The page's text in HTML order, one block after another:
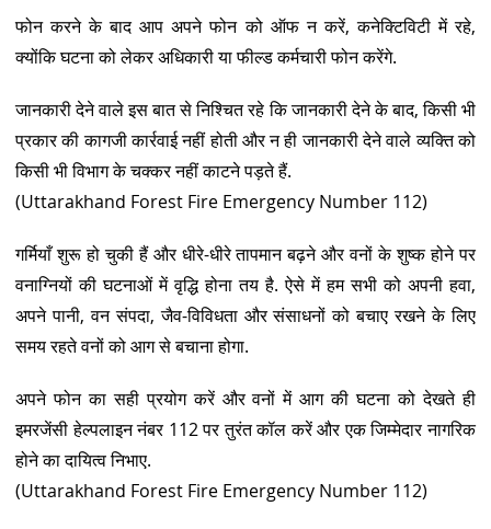
फोन करने के बाद आप अपने फोन को ऑफ न करें, कनेक्टिविटी में रहे,
क्योंकि घटना को लेकर अधिकारी या फील्ड कर्मचारी फोन करेंगे.
जानकारी देने वाले इस बात से निश्चित रहे कि जानकारी देने के बाद, किसी भी
प्रकार की कागजी कार्रवाई नहीं होती और न ही जानकारी देने वाले व्यक्ति को
किसी भी विभाग के चक्कर नहीं काटने पड़ते हैं.
(Uttarakhand Forest Fire Emergency Number 112)
गर्मियाँ शुरू हो चुकी हैं और धीरे-धीरे तापमान बढ़ने और वनों के शुष्क होने पर
वनाग्नियों की घटनाओं में वृद्धि होना तय है. ऐसे में हम सभी को अपनी हवा,
अपने पानी, वन संपदा, जैव-विविधता और संसाधनों को बचाए रखने के लिए
समय रहते वनों को आग से बचाना होगा.
अपने फोन का सही प्रयोग करें और वनों में आग की घटना को देखते ही
इमरजेंसी हेल्पलाइन नंबर 112 पर तुरंत कॉल करें और एक जिम्मेदार नागरिक
होने का दायित्व निभाए.
(Uttarakhand Forest Fire Emergency Number 112)